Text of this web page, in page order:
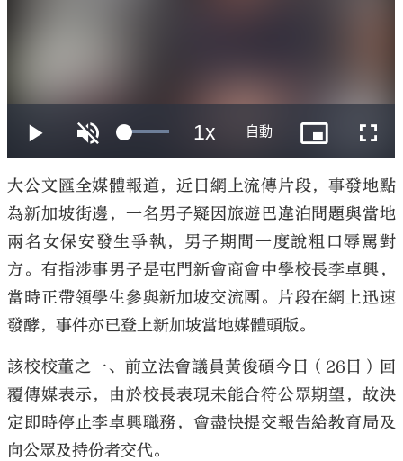
大公文匯全媒體報道，近日網上流傳片段，事發地點
為新加坡街邊，一名男子疑因旅遊巴違泊問題與當地
兩名女保安發生爭執，男子期間一度說粗口辱罵對
方。有指涉事男子是屯門新會商會中學校長李卓興，
當時正帶領學生參與新加坡交流團。片段在網上迅速
發酵，事件亦已登上新加坡當地媒體頭版。
該校校董之一、前立法會議員黃俊碩今日（26日）回
覆傳媒表示，由於校長表現未能合符公眾期望，故決
定即時停止李卓興職務，會盡快提交報告給教育局及
向公眾及持份者交代。